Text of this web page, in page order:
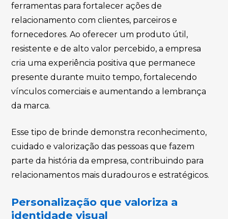
ferramentas para fortalecer ações de
relacionamento com clientes, parceiros e
fornecedores. Ao oferecer um produto útil,
resistente e de alto valor percebido, a empresa
cria uma experiência positiva que permanece
presente durante muito tempo, fortalecendo
vínculos comerciais e aumentando a lembrança
da marca.
Esse tipo de brinde demonstra reconhecimento,
cuidado e valorização das pessoas que fazem
parte da história da empresa, contribuindo para
relacionamentos mais duradouros e estratégicos.
Personalização que valoriza a
identidade visual